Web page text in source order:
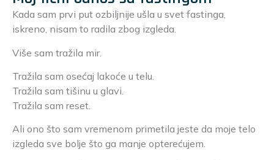
Kada sam prvi put ozbiljnije ušla u svet fastinga,
iskreno, nisam to radila zbog izgleda.
Više sam tražila mir.
Tražila sam osećaj lakoće u telu.
Tražila sam tišinu u glavi.
Tražila sam reset.
Ali ono što sam vremenom primetila jeste da moje telo
izgleda sve bolje što ga manje opterećujem.